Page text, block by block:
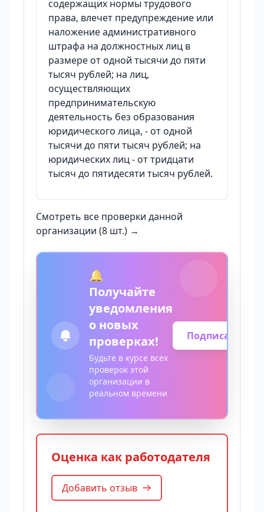
содержащих нормы трудового
права, влечет предупреждение или
наложение административного
штрафа на должностных лиц в
размере от одной тысячи до пяти
тысяч рублей; на лиц,
осуществляющих
предпринимательскую
деятельность без образования
юридического лица, - от одной
тысячи до пяти тысяч рублей; на
юридических лиц - от тридцати
тысяч до пятидесяти тысяч рублей.
Смотреть все проверки данной
организации (8 шт.) →
🔔
Получайте
уведомления
о новых
проверках!
Будьте в курсе всех
проверок этой
организации в
реальном времени
Подписаться
Оценка как работодателя
Добавить отзыв